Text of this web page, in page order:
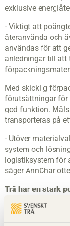
exklusive
- Viktigt att
återanvända och
användas för att
anledningar till att
Med skicklig
förutsättningar för
god funktion.
transporteras på
- Utöver
system och
logistiksystem för
säger
Trä har en stark
Av de 18,3
producerade